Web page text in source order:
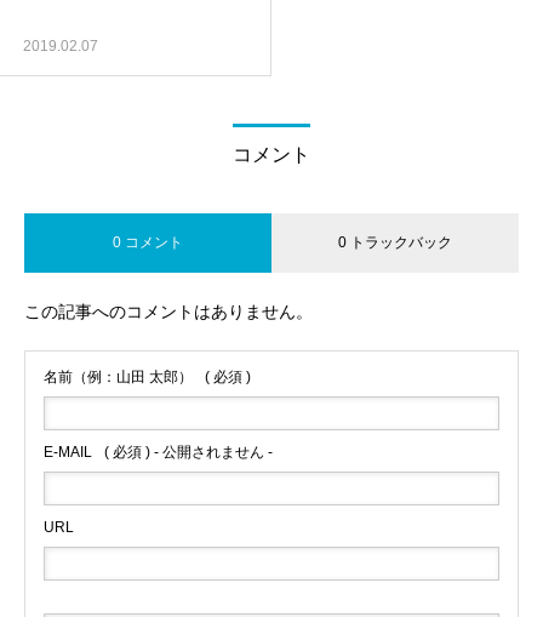
2019.02.07
コメント
0 コメント 0 トラックバック
この記事へのコメントはありません。
名前（例：山田 太郎） ( 必須 )
E-MAIL ( 必須 ) - 公開されません -
URL